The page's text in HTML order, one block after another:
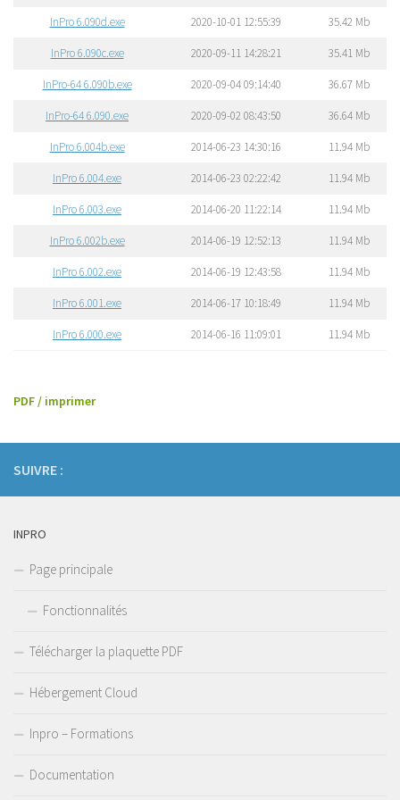
InPro 6.090d.exe 2020-10-01 12:55:39 35.42 Mb
InPro 6.090c.exe 2020-09-11 14:28:21 35.41 Mb
InPro-64 6.090b.exe 2020-09-04 09:14:40 36.67 Mb
InPro-64 6.090.exe 2020-09-02 08:43:50 36.64 Mb
InPro 6.004b.exe 2014-06-23 14:30:16 11.94 Mb
InPro 6.004.exe 2014-06-23 02:22:42 11.94 Mb
InPro 6.003.exe 2014-06-20 11:22:14 11.94 Mb
InPro 6.002b.exe 2014-06-19 12:52:13 11.94 Mb
InPro 6.002.exe 2014-06-19 12:43:58 11.94 Mb
InPro 6.001.exe 2014-06-17 10:18:49 11.94 Mb
InPro 6.000.exe 2014-06-16 11:09:01 11.94 Mb
PDF / imprimer
SUIVRE :
INPRO
Page principale
Fonctionnalités
Télécharger la plaquette PDF
Hébergement Cloud
Inpro – Formations
Documentation